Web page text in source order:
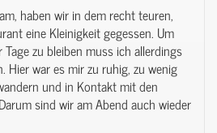
haben wir in dem recht teuren,
eine Kleinigkeit gegessen. Um
zu bleiben muss ich allerdings
Hier war es mir zu ruhig, zu wenig
und in Kontakt mit den
sind wir am Abend auch wieder